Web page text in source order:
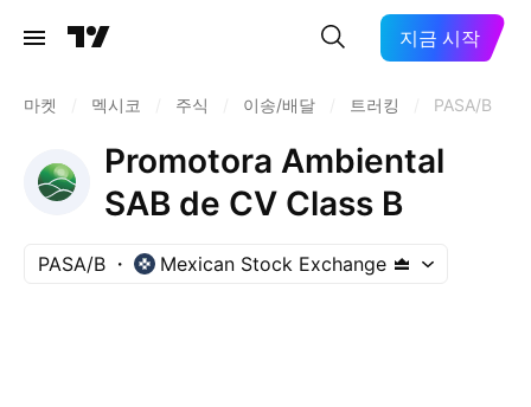
지금 시작
마켓 멕시코 주식 이송/배달 트러킹 PASA/B
Promotora Ambiental
SAB de CV Class B
PASA/B Mexican Stock Exchange